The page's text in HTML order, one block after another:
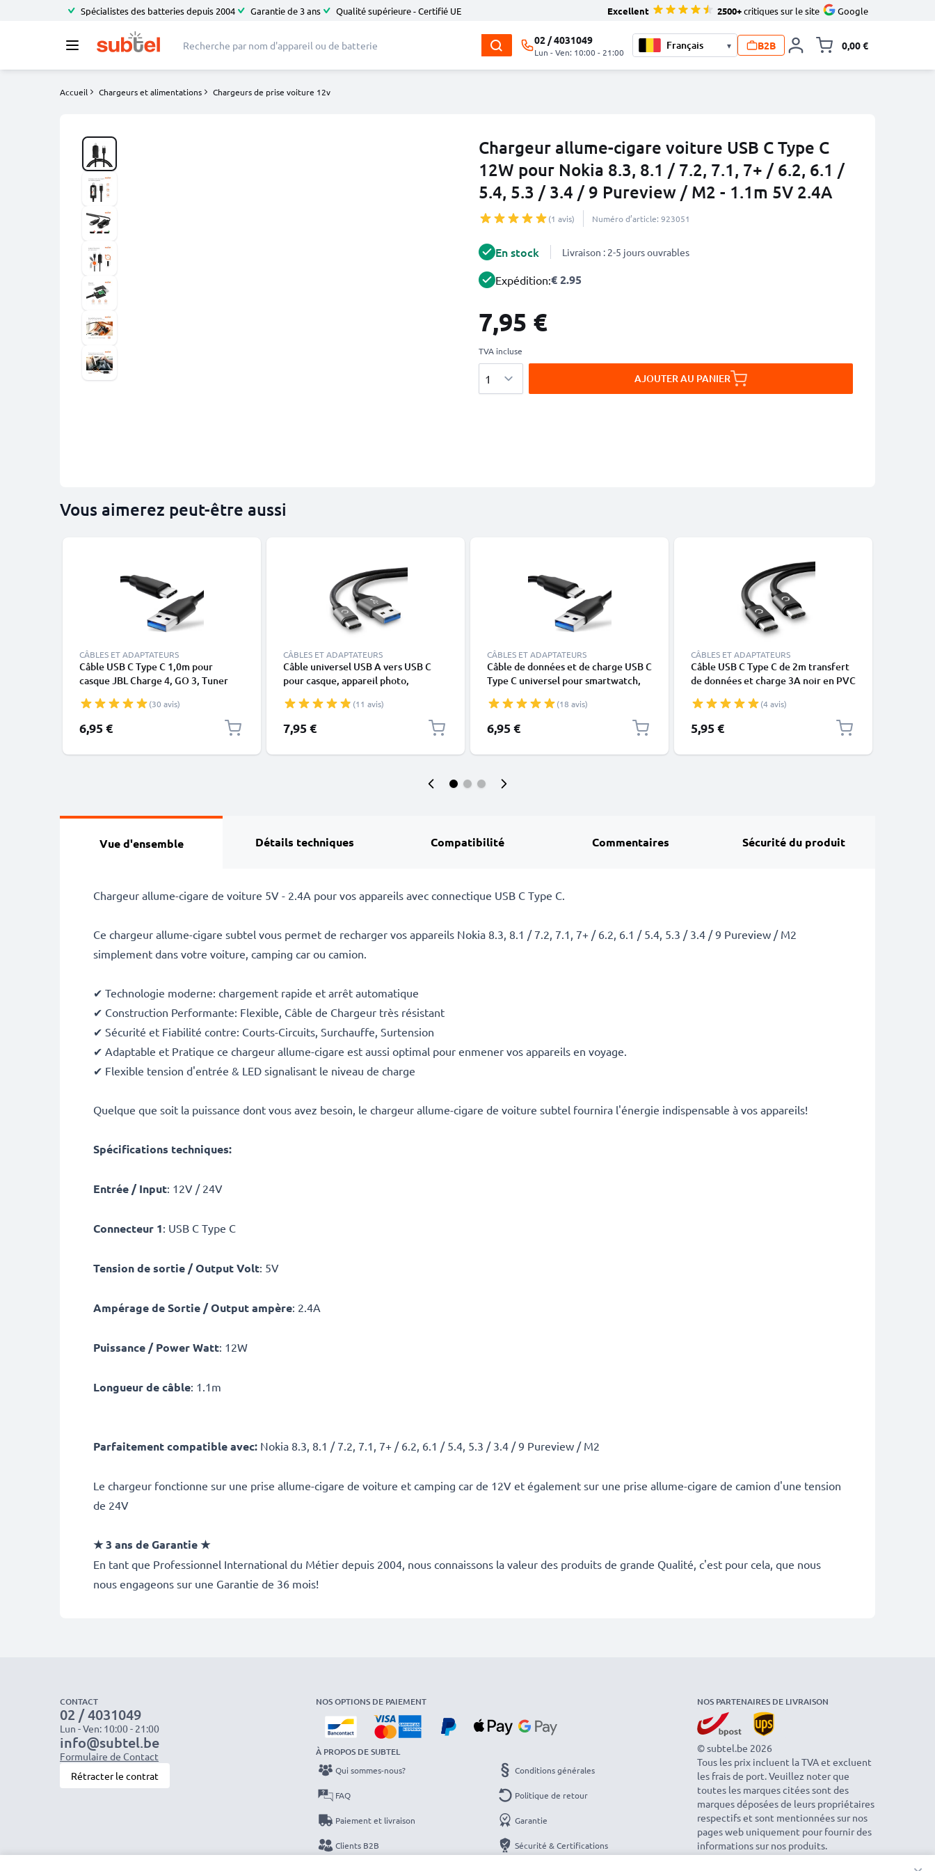
Spécialistes des batteries depuis 2004 Garantie de 3 ans Qualité supérieure - Certifié UE Excellent 2500+critiques sur le site Google
02 / 4031049
Lun - Ven: 10:00 - 21:00
▾ B2B 0,00 €
Accueil Chargeurs et alimentations Chargeurs de prise voiture 12v
Chargeur allume-cigare voiture USB C Type C
12W pour Nokia 8.3, 8.1 / 7.2, 7.1, 7+ / 6.2, 6.1 /
5.4, 5.3 / 3.4 / 9 Pureview / M2 - 1.1m 5V 2.4A
(1 avis) Numéro d’article: 923051
En stock Livraison : 2-5 jours ouvrables
Expédition:€ 2.95
7,95 €
TVA incluse
AJOUTER AU PANIER
Vous aimerez peut-être aussi
CÂBLES ET ADAPTATEURS
Câble USB C Type C 1,0m pour
casque JBL Charge 4, GO 3, Tuner
(30 avis)
6,95 €
CÂBLES ET ADAPTATEURS
Câble universel USB A vers USB C
pour casque, appareil photo,
tablette, smartwatch et bien plus
encore - Câble de charge & données
2m gris
(11 avis)
7,95 €
CÂBLES ET ADAPTATEURS
Câble de données et de charge USB C
Type C universel pour smartwatch,
GPS - Câble USB C Type C universel
3A noir
(18 avis)
6,95 €
CÂBLES ET ADAPTATEURS
Câble USB C Type C de 2m transfert
de données et charge 3A noir en PVC
(4 avis)
5,95 €
Vue d'ensemble Détails techniques Compatibilité Commentaires Sécurité du produit
Chargeur allume-cigare de voiture 5V - 2.4A pour vos appareils avec connectique USB C Type C.
Ce chargeur allume-cigare subtel vous permet de recharger vos appareils Nokia 8.3, 8.1 / 7.2, 7.1, 7+ / 6.2, 6.1 / 5.4, 5.3 / 3.4 / 9 Pureview / M2
simplement dans votre voiture, camping car ou camion.
✔ Technologie moderne: chargement rapide et arrêt automatique
✔ Construction Performante: Flexible, Câble de Chargeur très résistant
✔ Sécurité et Fiabilité contre: Courts-Circuits, Surchauffe, Surtension
✔ Adaptable et Pratique ce chargeur allume-cigare est aussi optimal pour enmener vos appareils en voyage.
✔ Flexible tension d'entrée & LED signalisant le niveau de charge
Quelque que soit la puissance dont vous avez besoin, le chargeur allume-cigare de voiture subtel fournira l'énergie indispensable à vos appareils!
Spécifications techniques:
Entrée / Input: 12V / 24V
Connecteur 1: USB C Type C
Tension de sortie / Output Volt: 5V
Ampérage de Sortie / Output ampère: 2.4A
Puissance / Power Watt: 12W
Longueur de câble: 1.1m
Parfaitement compatible avec: Nokia 8.3, 8.1 / 7.2, 7.1, 7+ / 6.2, 6.1 / 5.4, 5.3 / 3.4 / 9 Pureview / M2
Le chargeur fonctionne sur une prise allume-cigare de voiture et camping car de 12V et également sur une prise allume-cigare de camion d'une tension
de 24V
★ 3 ans de Garantie ★
En tant que Professionnel International du Métier depuis 2004, nous connaissons la valeur des produits de grande Qualité, c'est pour cela, que nous
nous engageons sur une Garantie de 36 mois!
CONTACT
02 / 4031049
Lun - Ven: 10:00 - 21:00
info@subtel.be
Formulaire de Contact
Rétracter le contrat
NOS OPTIONS DE PAIEMENT
À PROPOS DE SUBTEL
Qui sommes-nous?
FAQ
Paiement et livraison
Clients B2B
Conditions générales
Politique de retour
Garantie
Sécurité & Certifications
NOS PARTENAIRES DE LIVRAISON
© subtel.be 2026
Tous les prix incluent la TVA et excluent
les frais de port. Veuillez noter que
toutes les marques citées sont des
marques déposées de leurs propriétaires
respectifs et sont mentionnées sur nos
pages web uniquement pour fournir des
informations sur nos produits.